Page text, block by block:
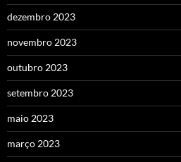
dezembro 2023
novembro 2023
outubro 2023
setembro 2023
maio 2023
março 2023